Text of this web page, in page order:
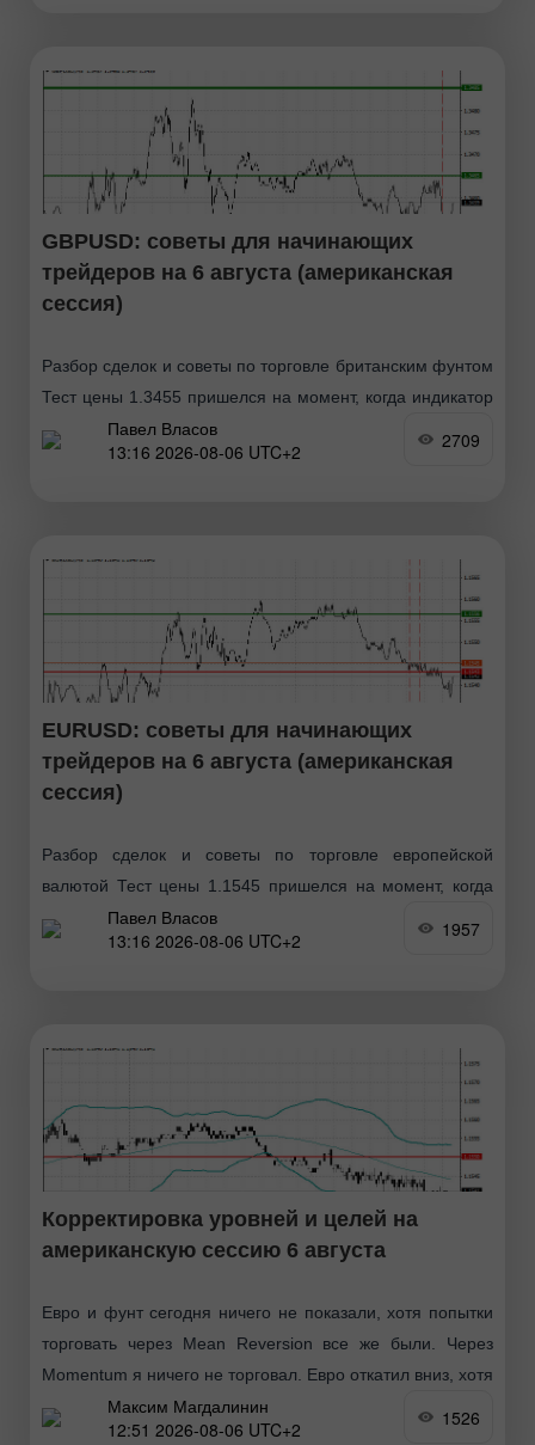
GBPUSD: советы для начинающих
трейдеров на 6 августа (американская
сессия)
Разбор сделок и советы по торговле британским фунтом
Тест цены 1.3455 пришелся на момент, когда индикатор
MACD только начинал движение вниз от нулевой
отметки, что стало подтверждением правильной точки
Павел Власов
13:16 2026-08-06 UTC+2
2709
EURUSD: советы для начинающих
трейдеров на 6 августа (американская
сессия)
Разбор сделок и советы по торговле европейской
валютой Тест цены 1.1545 пришелся на момент, когда
индикатор MACD много прошел вниз от нулевой
отметки, что ограничивало нисходящий потенциал пары.
Павел Власов
13:16 2026-08-06 UTC+2
1957
Корректировка уровней и целей на
американскую сессию 6 августа
Евро и фунт сегодня ничего не показали, хотя попытки
торговать через Mean Reversion все же были. Через
Momentum я ничего не торговал. Евро откатил вниз, хотя
Германия на первый взгляд
Максим Магдалинин
12:51 2026-08-06 UTC+2
1526